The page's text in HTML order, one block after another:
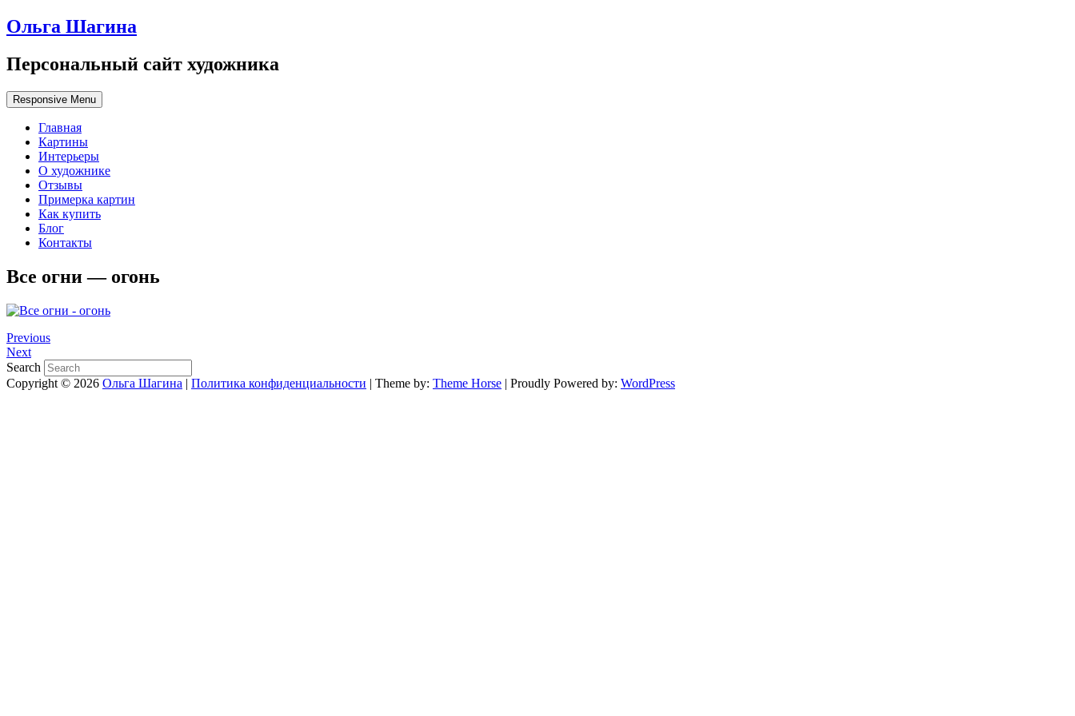
Ольга Шагина
Персональный сайт художника
Responsive Menu
Главная
Картины
Интерьеры
О художнике
Отзывы
Примерка картин
Как купить
Блог
Контакты
Все огни — огонь
Previous
Next
Search
Copyright © 2026 Ольга Шагина | Политика конфиденциальности | Theme by: Theme Horse | Proudly Powered by: WordPress